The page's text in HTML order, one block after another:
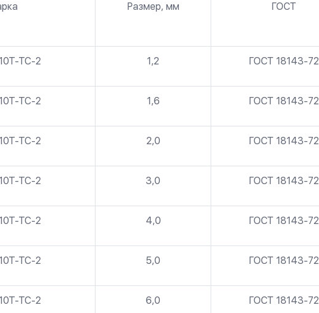
Размер, мм ГОСТ
ТС-2 1,2 ГОСТ 18143-72
ТС-2 1,6 ГОСТ 18143-72
ТС-2 2,0 ГОСТ 18143-72
ТС-2 3,0 ГОСТ 18143-72
ТС-2 4,0 ГОСТ 18143-72
ТС-2 5,0 ГОСТ 18143-72
ТС-2 6,0 ГОСТ 18143-72